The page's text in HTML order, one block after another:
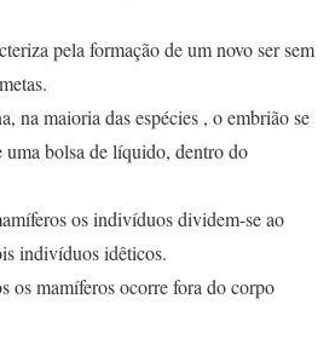
pela formação de um novo ser sem
na maioria das espécies , o embrião se
uma bolsa de líquido, dentro do
os indivíduos dividem-se ao
indivíduos idêticos.
os mamíferos ocorre fora do corpo